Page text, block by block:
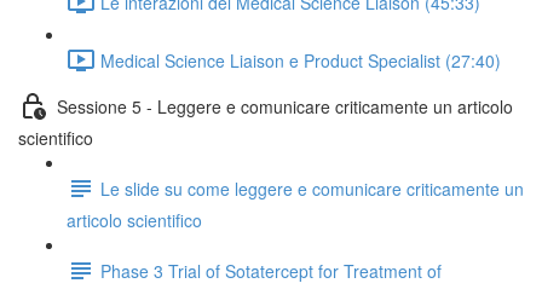
Medical Science Liaison e Product Specialist (27:40)
Sessione 5 - Leggere e comunicare criticamente un articolo
scientifico
Le slide su come leggere e comunicare criticamente un
articolo scientifico
Phase 3 Trial of Sotatercept for Treatment of